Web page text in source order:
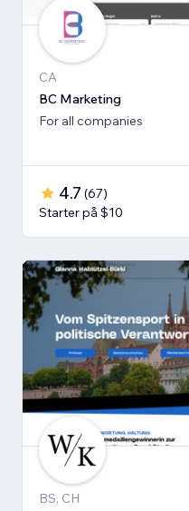
CA
BC Marketing
For all companies
4.7 (67)
Starter på $10
BS, CH